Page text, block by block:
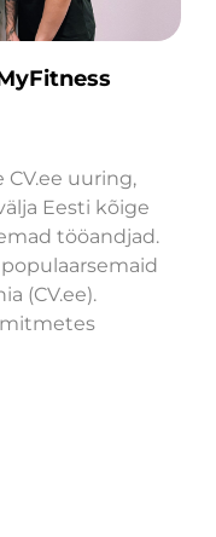
CV.ee uuring,
Eesti kõige
tööandjad.
(CV.ee).